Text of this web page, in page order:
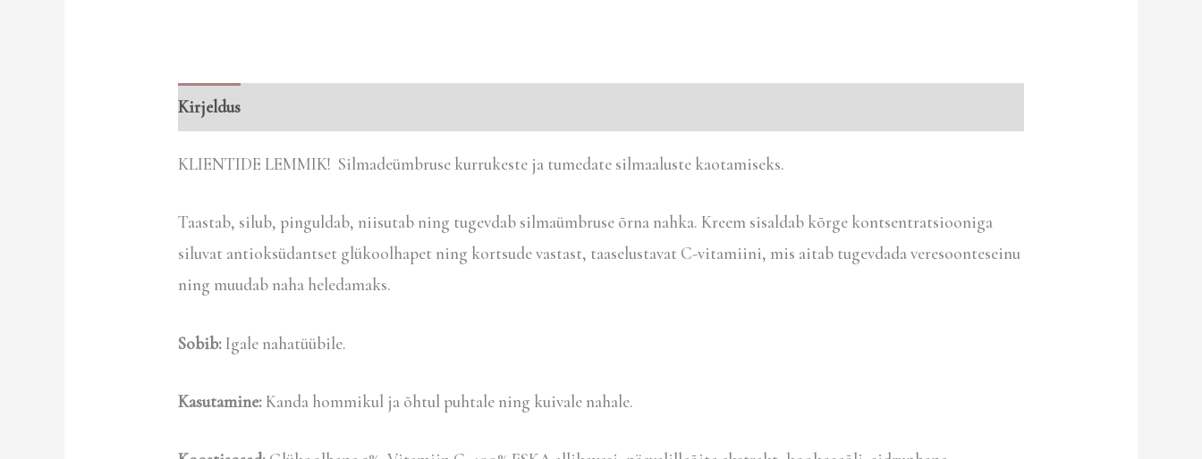
Kirjeldus
KLIENTIDE LEMMIK! Silmadeümbruse kurrukeste ja tumedate silmaaluste kaotamiseks.
Taastab, silub, pinguldab, niisutab ning tugevdab silmaümbruse õrna nahka. Kreem sisaldab kõrge kontsentratsiooniga
siluvat antioksüdantset glükoolhapet ning kortsude vastast, taaselustavat C-vitamiini, mis aitab tugevdada veresoonteseinu
ning muudab naha heledamaks.
Sobib:Igale nahatüübile.
Kasutamine: Kanda hommikul ja õhtul puhtale ning kuivale nahale.